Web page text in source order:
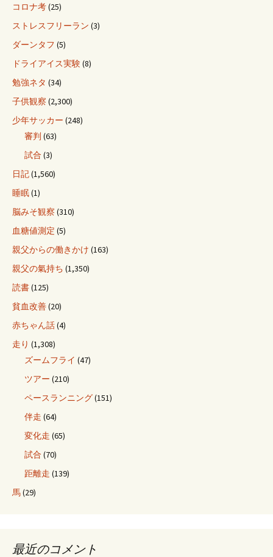
コロナ考(25)
ストレスフリーラン (3)
ダーンタフ (5)
ドライアイス実験(8)
勉強ネタ (34)
子供観察 (2,300)
少年サッカー (248)
審判 (63)
試合 (3)
日記(1,560)
睡眠(1)
脳みそ観察 (310)
血糖値測定 (5)
親父からの働きかけ (163)
親父の氣持ち (1,350)
読書(125)
貧血改善(20)
赤ちゃん話(4)
走り (1,308)
ズームフライ (47)
ツアー (210)
ペースランニング(151)
伴走 (64)
変化走 (65)
試合 (70)
距離走 (139)
馬(29)
最近のコメント